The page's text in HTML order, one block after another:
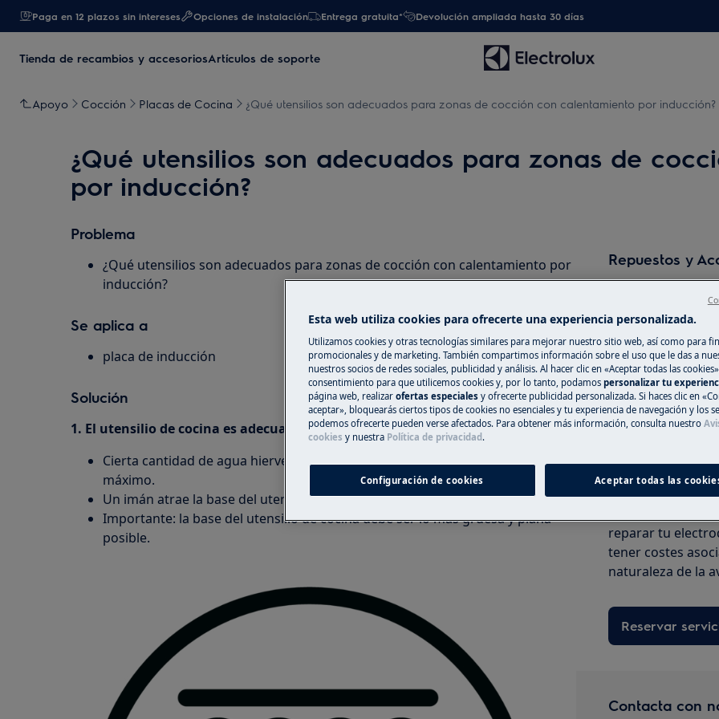
Paga en 12 plazos sin intereses Opciones de instalación Entrega gratuita* Devolución ampliada hasta 30 días
Tienda de recambios y accesoriosArtículos de soporte
Apoyo Cocción Placas de Cocina ¿Qué utensilios son adecuados para zonas de cocción con calentamiento por inducción?
¿Qué utensilios son adecuados para zonas de
por inducción?
Problema
¿Qué utensilios son adecuados para zonas de cocción con calentamiento por
inducción?
Se aplica a
placa de inducción
Solución
1. El utensilio de cocina es adecuado para cocinar con placa de inducción si:
Cierta cantidad de agua hierve muy rápido en una zona con el ajuste de calor
máximo.
Un imán atrae la base del utensilio de cocina.
Importante: la base del utensilio de cocina debe ser lo más gruesa y plana
posible.
Repuestos y
Encuentra
recíbelos
A la tienda en
Registra online
Si no encuentras
registrar online
reparar tu
tener costes
naturaleza de la
Reservar
Contacta con
Esta web utiliza cookies para ofrecerte una experiencia personalizada.
Utilizamos cookies y otras tecnologías similares para mejorar nuestro sitio web, así como para
promocionales y de marketing. También compartimos información sobre el uso que le das a
nuestros socios de redes sociales, publicidad y análisis. Al hacer clic en «Aceptar todas las
consentimiento para que utilicemos cookies y, por lo tanto, podamos personalizar tu
página web, realizar ofertas especiales y ofrecerte publicidad personalizada. Si haces clic en
aceptar», bloquearás ciertos tipos de cookies no esenciales y tu experiencia de navegación y los
podemos ofrecerte pueden verse afectados. Para obtener más información, consulta nuestro
cookies y nuestra Política de privacidad .
Configuración de cookies Aceptar todas las